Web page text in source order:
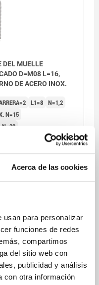
Acerca de las cookies
usan para personalizar
funciones de redes
compartimos
del sitio web con
publicidad y análisis
con otra información
DEL MUELLE
D=M08 L=16,
DE ACERO INOX.
L1=8 N=1,2
N=15
N=30